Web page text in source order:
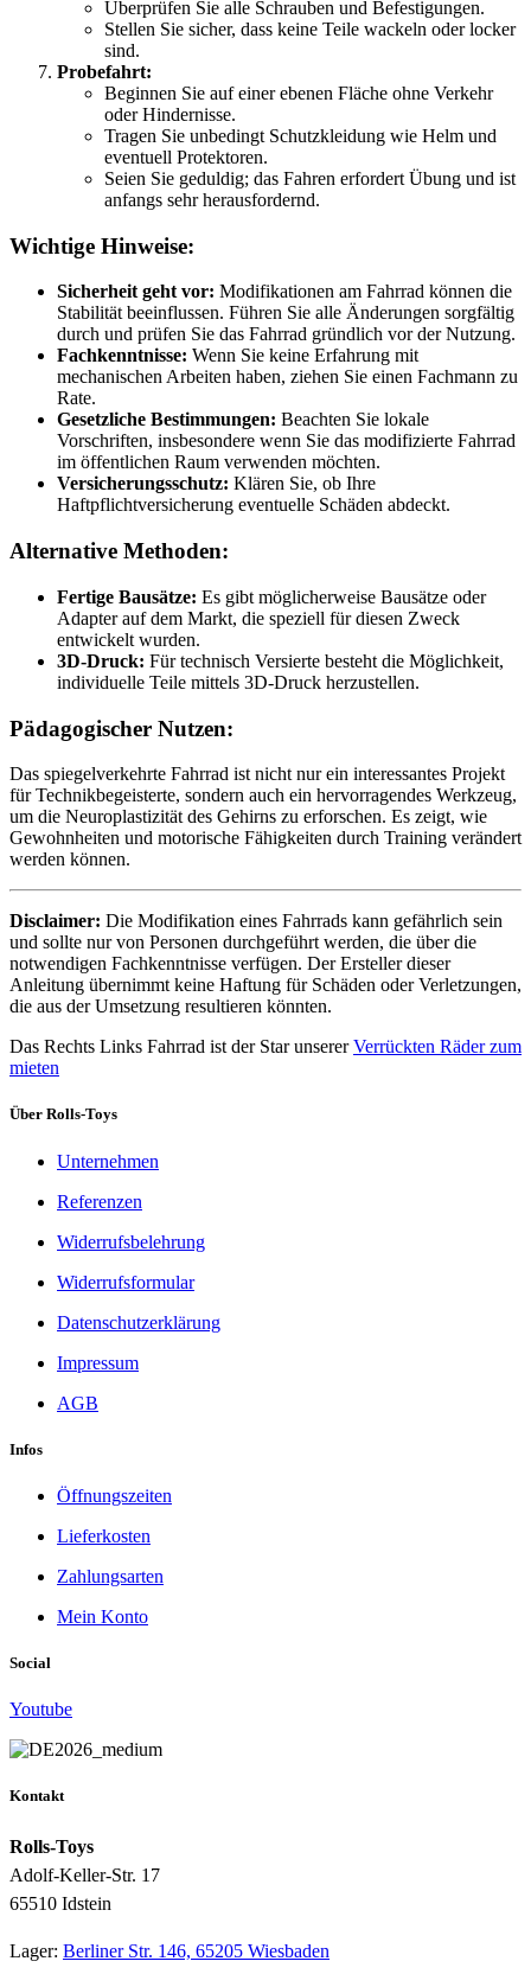
Überprüfen Sie alle Schrauben und Befestigungen.
Stellen Sie sicher, dass keine Teile wackeln oder locker
sind.
Probefahrt:
Beginnen Sie auf einer ebenen Fläche ohne Verkehr
oder Hindernisse.
Tragen Sie unbedingt Schutzkleidung wie Helm und
eventuell Protektoren.
Seien Sie geduldig; das Fahren erfordert Übung und ist
anfangs sehr herausfordernd.
Wichtige Hinweise:
Sicherheit geht vor: Modifikationen am Fahrrad können die
Stabilität beeinflussen. Führen Sie alle Änderungen sorgfältig
durch und prüfen Sie das Fahrrad gründlich vor der Nutzung.
Fachkenntnisse: Wenn Sie keine Erfahrung mit
mechanischen Arbeiten haben, ziehen Sie einen Fachmann zu
Rate.
Gesetzliche Bestimmungen: Beachten Sie lokale
Vorschriften, insbesondere wenn Sie das modifizierte Fahrrad
im öffentlichen Raum verwenden möchten.
Versicherungsschutz: Klären Sie, ob Ihre
Haftpflichtversicherung eventuelle Schäden abdeckt.
Alternative Methoden:
Fertige Bausätze: Es gibt möglicherweise Bausätze oder
Adapter auf dem Markt, die speziell für diesen Zweck
entwickelt wurden.
3D-Druck: Für technisch Versierte besteht die Möglichkeit,
individuelle Teile mittels 3D-Druck herzustellen.
Pädagogischer Nutzen:
Das spiegelverkehrte Fahrrad ist nicht nur ein interessantes Projekt
für Technikbegeisterte, sondern auch ein hervorragendes Werkzeug,
um die Neuroplastizität des Gehirns zu erforschen. Es zeigt, wie
Gewohnheiten und motorische Fähigkeiten durch Training verändert
werden können.
Disclaimer: Die Modifikation eines Fahrrads kann gefährlich sein
und sollte nur von Personen durchgeführt werden, die über die
notwendigen Fachkenntnisse verfügen. Der Ersteller dieser
Anleitung übernimmt keine Haftung für Schäden oder Verletzungen,
die aus der Umsetzung resultieren könnten.
Das Rechts Links Fahrrad ist der Star unsererVerrückten Räder zum
mieten
Über Rolls-Toys
Unternehmen
Referenzen
Widerrufsbelehrung
Widerrufsformular
Datenschutzerklärung
Impressum
AGB
Infos
Öffnungszeiten
Lieferkosten
Zahlungsarten
Mein Konto
Social
Youtube
Kontakt
Rolls-Toys
Adolf-Keller-Str. 17
65510 Idstein
Lager: Berliner Str. 146, 65205 Wiesbaden